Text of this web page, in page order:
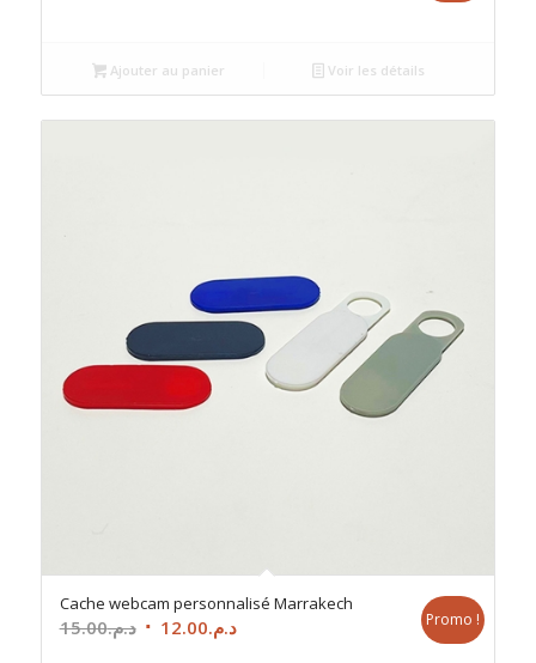
était :
د.م.45.00.
د.م.40.00.
Ajouter au panier Voir les détails
Cache webcam personnalisé Marrakech
د.م.15.00
Le
د.م.12.00
Le
Promo !